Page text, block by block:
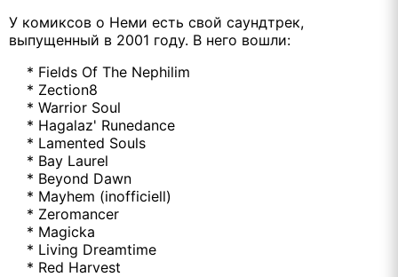
У комиксов о Неми есть свой саундтрек,
выпущенный в 2001 году. В него вошли:
* Fields Of The Nephilim
* Zection8
* Warrior Soul
* Hagalaz' Runedance
* Lamented Souls
* Bay Laurel
* Beyond Dawn
* Mayhem (inofficiell)
* Zeromancer
* Magicka
* Living Dreamtime
* Red Harvest